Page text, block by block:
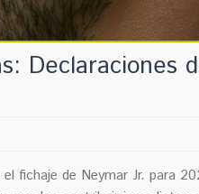
Declaraciones
fichaje de Neymar Jr. para